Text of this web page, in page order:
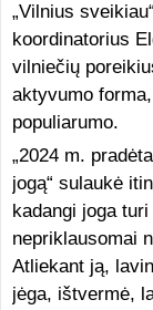
„Vilnius
koordinatorius
vilniečių
aktyvumo
populiarumo.
„2024 m.
jogą“ sulaukė
kadangi joga
nepriklausomai
Atliekant ją,
jėga, ištvermė,